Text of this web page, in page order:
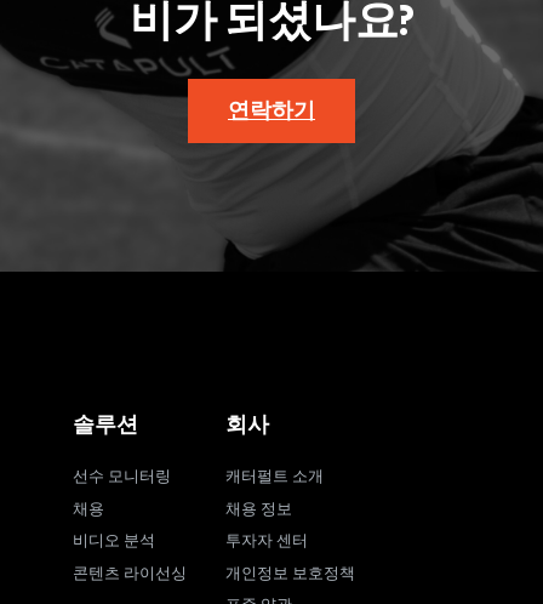
비가 되셨나요?
연락하기
솔루션
선수 모니터링
채용
비디오 분석
콘텐츠 라이선싱
회사
캐터펄트 소개
채용 정보
투자자 센터
개인정보 보호정책